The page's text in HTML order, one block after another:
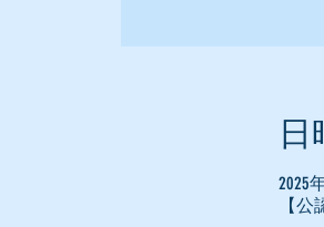
日
2025
【